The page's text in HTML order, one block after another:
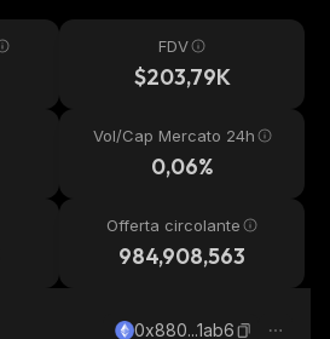
FDV
$203,79K
Vol/Cap Mercato 24h
0,06%
Offerta circolante
984,908,563
0x880...1ab6